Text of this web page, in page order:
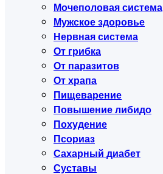
Мочеполовая система
Мужское здоровье
Нервная система
От грибка
От паразитов
От храпа
Пищеварение
Повышение либидо
Похудение
Псориаз
Сахарный диабет
Суставы